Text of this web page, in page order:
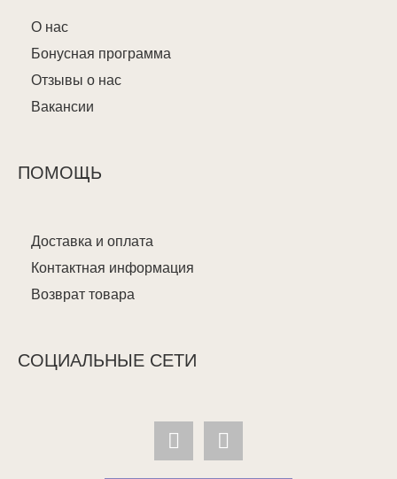
О нас
Бонусная программа
Отзывы о нас
Вакансии
ПОМОЩЬ
Доставка и оплата
Контактная информация
Возврат товара
СОЦИАЛЬНЫЕ СЕТИ